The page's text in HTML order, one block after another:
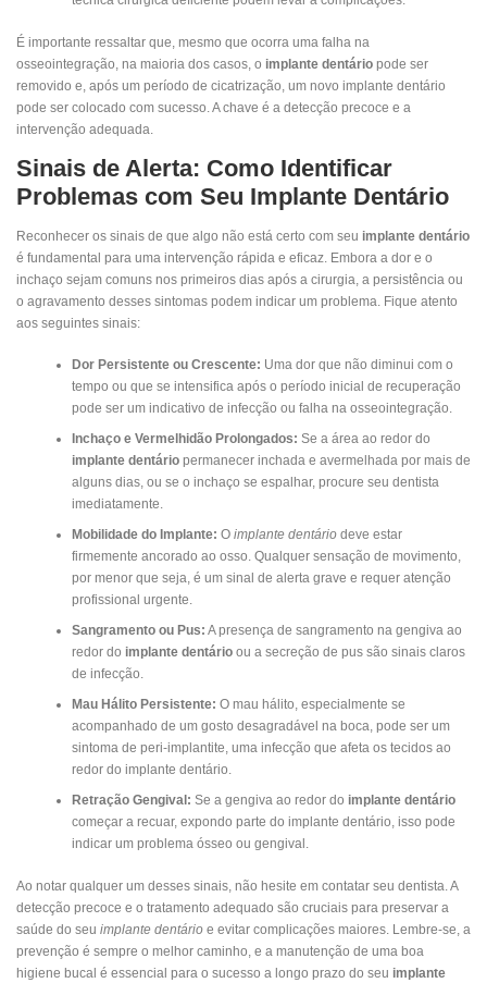
É importante ressaltar que, mesmo que ocorra uma falha na
osseointegração, na maioria dos casos, o implante dentário pode ser
removido e, após um período de cicatrização, um novo implante dentário
pode ser colocado com sucesso. A chave é a detecção precoce e a
intervenção adequada.
Sinais de Alerta: Como Identificar
Problemas com Seu Implante Dentário
Reconhecer os sinais de que algo não está certo com seu implante dentário
é fundamental para uma intervenção rápida e eficaz. Embora a dor e o
inchaço sejam comuns nos primeiros dias após a cirurgia, a persistência ou
o agravamento desses sintomas podem indicar um problema. Fique atento
aos seguintes sinais:
Dor Persistente ou Crescente: Uma dor que não diminui com o
tempo ou que se intensifica após o período inicial de recuperação
pode ser um indicativo de infecção ou falha na osseointegração.
Inchaço e Vermelhidão Prolongados: Se a área ao redor do
implante dentáriopermanecer inchada e avermelhada por mais de
alguns dias, ou se o inchaço se espalhar, procure seu dentista
imediatamente.
Mobilidade do Implante: O implante dentáriodeve estar
firmemente ancorado ao osso. Qualquer sensação de movimento,
por menor que seja, é um sinal de alerta grave e requer atenção
profissional urgente.
Sangramento ou Pus: A presença de sangramento na gengiva ao
redor do implante dentárioou a secreção de pus são sinais claros
de infecção.
Mau Hálito Persistente: O mau hálito, especialmente se
acompanhado de um gosto desagradável na boca, pode ser um
sintoma de peri-implantite, uma infecção que afeta os tecidos ao
redor do implante dentário.
Retração Gengival: Se a gengiva ao redor do implante dentário
começar a recuar, expondo parte do implante dentário, isso pode
indicar um problema ósseo ou gengival.
Ao notar qualquer um desses sinais, não hesite em contatar seu dentista. A
detecção precoce e o tratamento adequado são cruciais para preservar a
saúde do seu implante dentário e evitar complicações maiores. Lembre-se, a
prevenção é sempre o melhor caminho, e a manutenção de uma boa
higiene bucal é essencial para o sucesso a longo prazo do seu implante